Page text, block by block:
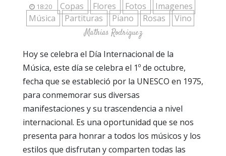
18:20 Copas Flores Fotos
Imagenes
Música
Partituras Piano Rosas Vino
Mathias Rodriguez
Hoy se celebra el Día Internacional de la
Música, este día se celebra el 1º de octubre,
fecha que se estableció por la UNESCO en 1975,
para conmemorar sus diversas
manifestaciones y su trascendencia a nivel
internacional. Es una oportunidad que se nos
presenta para honrar a todos los músicos y los
estilos que disfrutan y comparten todas las